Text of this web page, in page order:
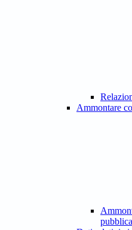
Ammontare